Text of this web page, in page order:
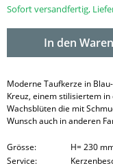
Sofort versandfertig,
In den
Moderne Taufkerze in
Kreuz, einem stilisiertem
Wachsblüten die mit
Wunsch auch in anderen
Grösse:
H= 230
Service: